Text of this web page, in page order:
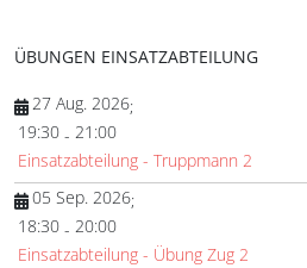
ÜBUNGEN EINSATZABTEILUNG
27 Aug. 2026;
19:30 - 21:00
Einsatzabteilung - Truppmann 2
05 Sep. 2026;
18:30 - 20:00
Einsatzabteilung - Übung Zug 2